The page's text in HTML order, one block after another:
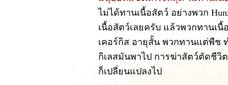
ไม่ได้ทานเนื้อสัตว์ อย่างพวก
เนื้อสัตว์เลยครับ แล้วพวกทานเนื้
เคอร์กิส อายุสั้น พวกทานแต่พืช
กิเลสมันพาไป การฆ่าสัตว์ตัดชีวิ
ก็เปลี่ยนแปลงไป